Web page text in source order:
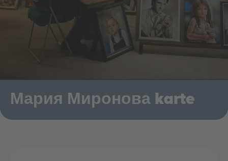
Мария Миронова karte